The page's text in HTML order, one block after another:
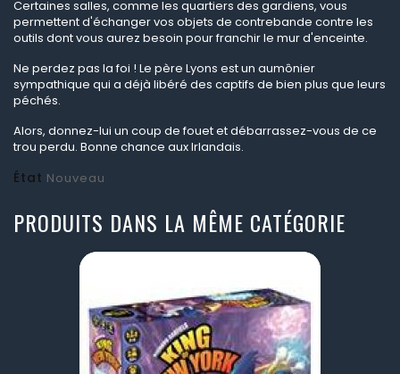
Certaines salles, comme les quartiers des gardiens, vous
permettent d'échanger vos objets de contrebande contre les
outils dont vous aurez besoin pour franchir le mur d'enceinte.
Ne perdez pas la foi ! Le père Lyons est un aumônier
sympathique qui a déjà libéré des captifs de bien plus que leurs
péchés.
Alors, donnez-lui un coup de fouet et débarrassez-vous de ce
trou perdu. Bonne chance aux Irlandais.
État Nouveau
PRODUITS DANS LA MÊME CATÉGORIE